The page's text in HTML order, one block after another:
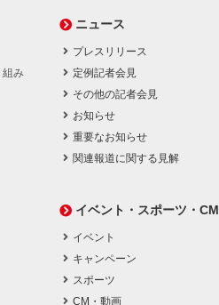
組み
ニュース
プレスリリース
定例記者会見
その他の記者会見
お知らせ
重要なお知らせ
関連報道に関する見解
イベント・スポーツ・CM
イベント
キャンペーン
スポーツ
CM・動画